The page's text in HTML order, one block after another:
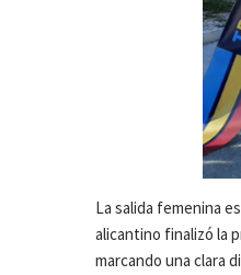
La salida femenina
alicantino finalizó la
marcando una clara